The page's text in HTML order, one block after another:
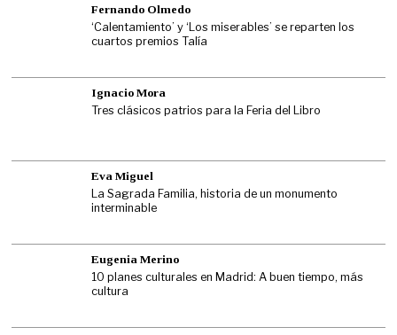
Fernando Olmedo
‘Calentamiento’ y ‘Los miserables’ se reparten los
cuartos premios Talía
Ignacio Mora
Tres clásicos patrios para la Feria del Libro
Eva Miguel
La Sagrada Familia, historia de un monumento
interminable
Eugenia Merino
10 planes culturales en Madrid: A buen tiempo, más
cultura